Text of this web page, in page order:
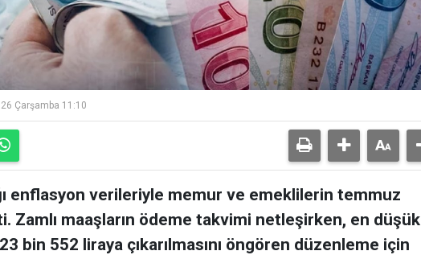
Çarşamba 11:10
enflasyon verileriyle memur ve emeklilerin temmuz
Zamlı maaşların ödeme takvimi netleşirken, en düşük
23 bin 552 liraya çıkarılmasını öngören düzenleme için